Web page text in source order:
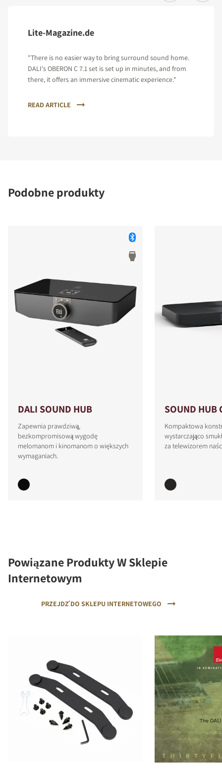
Lite-Magazine.de
"There is no easier way to bring surround sound home.
DALI's OBERON C 7.1 set is set up in minutes, and from
there, it offers an immersive cinematic experience."
READ ARTICLE
Podobne produkty
DALI SOUND HUB
Zapewnia prawdziwą,
bezkompromisową wygodę
melomanom i kinomanom o większych
wymaganiach.
SOUND HUB
Kompaktowa
wystarczająco
za telewizorem
Powiązane Produkty W Sklepie
Internetowym
PRZEJDŹ DO SKLEPU INTERNETOWEGO